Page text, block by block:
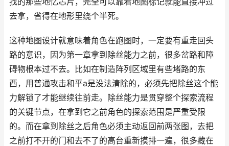
去拿，省得在地形里绕个半死。
这种地图设计就意味着角色在跑图时，一定要有重走回头
路的意识，因为第一章拿到除丝能力之前，很多岔路和障
碍物根本过不去。比如在制造阵列区域里有些堵路的东
西，用普通攻击和平a是没法清除的，必须先把除丝这个能
力解锁了才能继续往前走。除丝能力是贯穿整个探索流程
的关键节点，在拿到它之前角色的探索范围是严重受限
的。而在拿到除丝之后角色必须主动返回前两张图，去把
之前打不开的门和去不了的高台重新摸排一遍，很多藏在